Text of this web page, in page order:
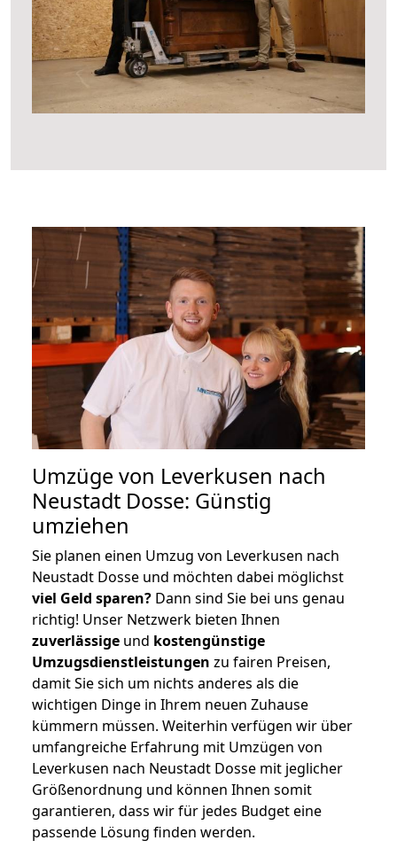
Umzüge von Leverkusen nach
Neustadt Dosse: Günstig
umziehen
Sie planen einen Umzug von Leverkusen nach
Neustadt Dosse und möchten dabei möglichst
viel Geld sparen? Dann sind Sie bei uns genau
richtig! Unser Netzwerk bieten Ihnen
zuverlässige und kostengünstige
Umzugsdienstleistungen zu fairen Preisen,
damit Sie sich um nichts anderes als die
wichtigen Dinge in Ihrem neuen Zuhause
kümmern müssen. Weiterhin verfügen wir über
umfangreiche Erfahrung mit Umzügen von
Leverkusen nach Neustadt Dosse mit jeglicher
Größenordnung und können Ihnen somit
garantieren, dass wir für jedes Budget eine
passende Lösung finden werden.